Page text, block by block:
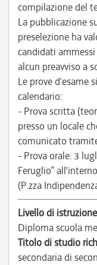
compilazione del
La pubblicazione
preselezione ha
candidati
alcun preavviso a
Le prove d’esame
calendario:
- Prova scritta
presso un locale
comunicato
- Prova orale: 3
Feruglio”
(P.zza
Livello di
Diploma scuola
Titolo di studio
secondaria di